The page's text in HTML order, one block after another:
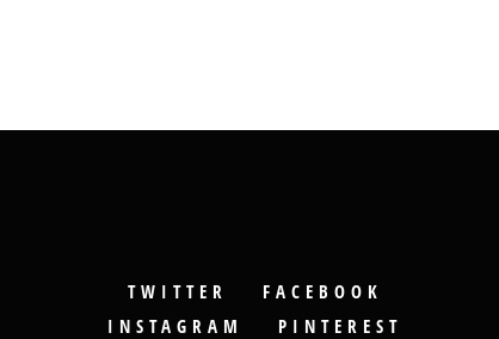
TWITTER
FACEBOOK
INSTAGRAM
PINTEREST